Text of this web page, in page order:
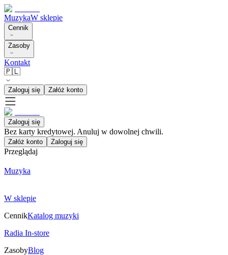
MuzykaW sklepie
Cennik
Zasoby
Kontakt
🇵🇱
Zaloguj się Załóż konto
Zaloguj się
Bez karty kredytowej. Anuluj w dowolnej chwili.
Załóż konto Zaloguj się
Przeglądaj
Muzyka
W sklepie
CennikKatalog muzyki
Radia In-store
ZasobyBlog